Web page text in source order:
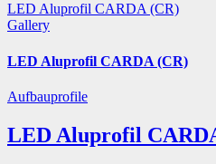
LED Aluprofil CARDA (CR)
Gallery
LED Aluprofil CARDA (CR)
Aufbauprofile
LED Aluprofil